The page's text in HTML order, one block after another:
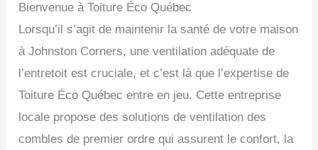
Bienvenue à Toiture Éco Québec
Lorsqu’il s’agit de maintenir la santé de votre maison
à Johnston Corners, une ventilation adéquate de
l’entretoit est cruciale, et c’est là que l’expertise de
Toiture Éco Québec entre en jeu. Cette entreprise
locale propose des solutions de ventilation des
combles de premier ordre qui assurent le confort, la